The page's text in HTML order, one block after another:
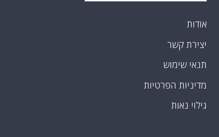
אודות
יצירת קשר
תנאי שימוש
מדיניות הפרטיות
גילוי נאות